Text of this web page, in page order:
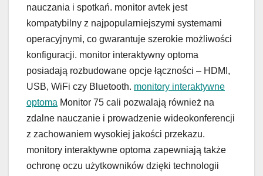
nauczania i spotkań. monitor avtek jest
kompatybilny z najpopularniejszymi systemami
operacyjnymi, co gwarantuje szerokie możliwości
konfiguracji. monitor interaktywny optoma
posiadają rozbudowane opcje łączności – HDMI,
USB, WiFi czy Bluetooth. monitory interaktywne
optoma Monitor 75 cali pozwalają również na
zdalne nauczanie i prowadzenie wideokonferencji
z zachowaniem wysokiej jakości przekazu.
monitory interaktywne optoma zapewniają także
ochronę oczu użytkowników dzięki technologii